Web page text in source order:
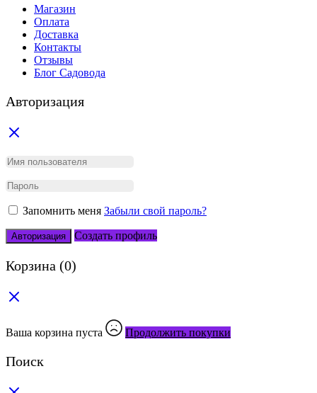
Магазин
Оплата
Доставка
Контакты
Отзывы
Блог Садовода
Авторизация
Запомнить меня Забыли свой пароль?
Авторизация Создать профиль
Корзина (0)
Ваша корзина пуста Продолжить покупки
Поиск